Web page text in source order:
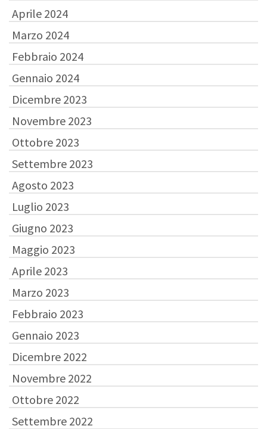
Aprile 2024
Marzo 2024
Febbraio 2024
Gennaio 2024
Dicembre 2023
Novembre 2023
Ottobre 2023
Settembre 2023
Agosto 2023
Luglio 2023
Giugno 2023
Maggio 2023
Aprile 2023
Marzo 2023
Febbraio 2023
Gennaio 2023
Dicembre 2022
Novembre 2022
Ottobre 2022
Settembre 2022